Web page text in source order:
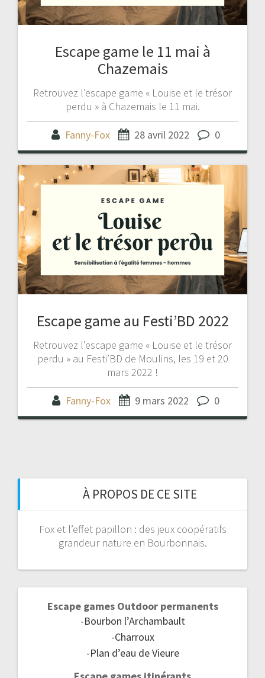
Escape game le 11 mai à
Chazemais
Retrouvez l’escape game « Louise et le trésor
perdu » à Chazemais le 11 mai.
Fanny-Fox 28 avril 2022 0
Escape game au Festi’BD 2022
Retrouvez l’escape game « Louise et le trésor
perdu » au Festi’BD de Moulins, les 19 et 20
mars 2022 !
Fanny-Fox 9 mars 2022 0
À PROPOS DE CE SITE
Fox et l’effet papillon : des jeux coopératifs
grandeur nature en Bourbonnais.
Escape games Outdoor permanents
-Bourbon l’Archambault
-Charroux
-Plan d’eau de Vieure